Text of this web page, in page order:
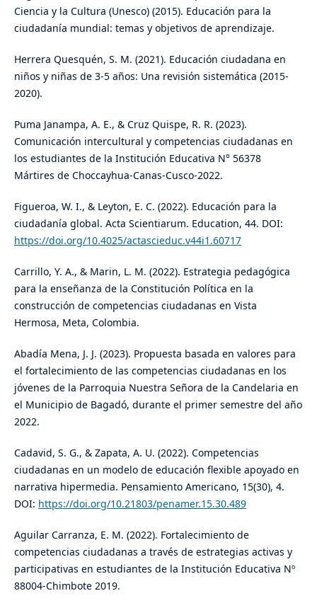
Ciencia y la Cultura (Unesco) (2015). Educación para la
ciudadanía mundial: temas y objetivos de aprendizaje.
Herrera Quesquén, S. M. (2021). Educación ciudadana en
niños y niñas de 3-5 años: Una revisión sistemática (2015-
2020).
Puma Janampa, A. E., & Cruz Quispe, R. R. (2023).
Comunicación intercultural y competencias ciudadanas en
los estudiantes de la Institución Educativa N° 56378
Mártires de Choccayhua-Canas-Cusco-2022.
Figueroa, W. I., & Leyton, E. C. (2022). Educación para la
ciudadanía global. Acta Scientiarum. Education, 44. DOI:
https://doi.org/10.4025/actascieduc.v44i1.60717
Carrillo, Y. A., & Marin, L. M. (2022). Estrategia pedagógica
para la enseñanza de la Constitución Política en la
construcción de competencias ciudadanas en Vista
Hermosa, Meta, Colombia.
Abadía Mena, J. J. (2023). Propuesta basada en valores para
el fortalecimiento de las competencias ciudadanas en los
jóvenes de la Parroquia Nuestra Señora de la Candelaria en
el Municipio de Bagadó, durante el primer semestre del año
2022.
Cadavid, S. G., & Zapata, A. U. (2022). Competencias
ciudadanas en un modelo de educación flexible apoyado en
narrativa hipermedia. Pensamiento Americano, 15(30), 4.
DOI: https://doi.org/10.21803/penamer.15.30.489
Aguilar Carranza, E. M. (2022). Fortalecimiento de
competencias ciudadanas a través de estrategias activas y
participativas en estudiantes de la Institución Educativa Nº
88004-Chimbote 2019.